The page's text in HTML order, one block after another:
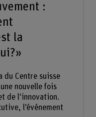
:
la
du Centre suisse
nouvelle fois
de l’innovation.
l’événement